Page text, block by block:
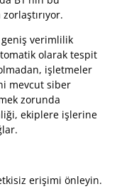
verimlilik
olarak tespit
işletmeler
mevcut siber
zorunda
ekiplere işlerine
erişimi önleyin.